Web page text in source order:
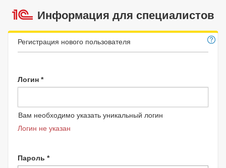
Информация для специалистов
Регистрация нового пользователя
Логин *
Вам необходимо указать уникальный логин
Логин не указан
Пароль *